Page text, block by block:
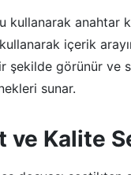
kullanarak anahtar
içerik
şekilde görünür ve
sunar.
ve Kalite